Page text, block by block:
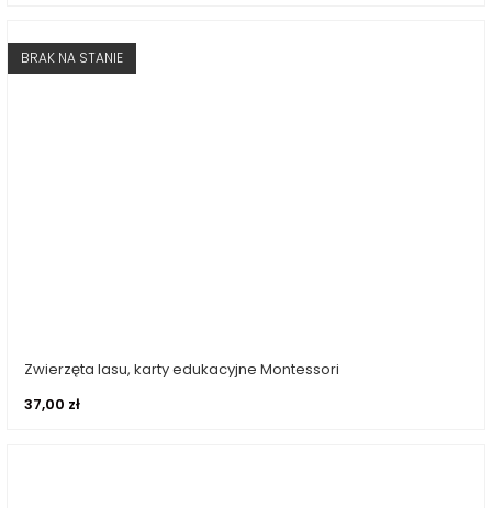
BRAK NA STANIE
Dowiedz się więcej
Zwierzęta lasu, karty edukacyjne Montessori
37,00 zł